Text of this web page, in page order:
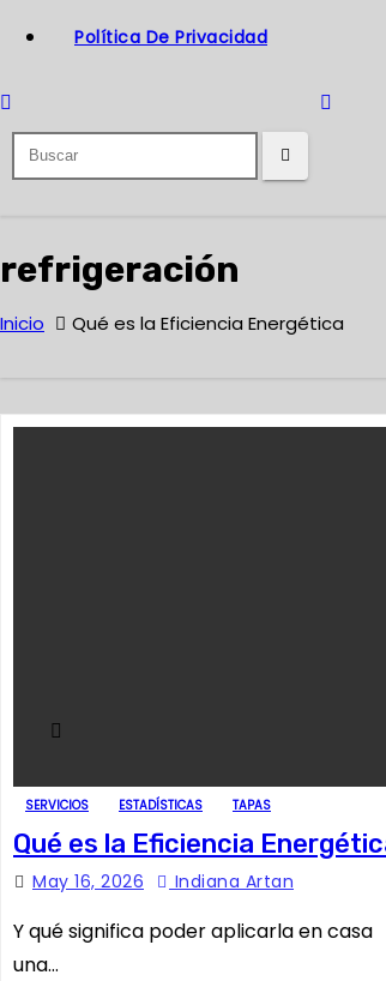
Política De Privacidad
refrigeración
Inicio Qué es la Eficiencia Energética
SERVICIOS ESTADÍSTICAS TAPAS
Qué es la Eficiencia
May 16, 2026 Indiana Artan
Y qué significa poder aplicarla en casa
una…